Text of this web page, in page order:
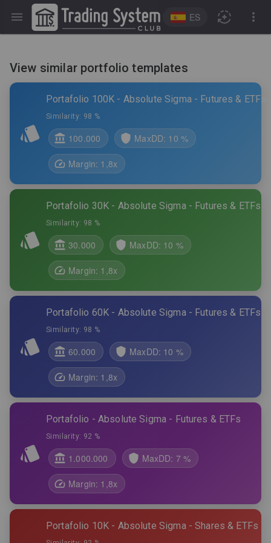
ES
View similar portfolio templates
Portafolio 100K - Absolute Sigma - Futures & ETFs
Similarity: 98 %
100.000 MaxDD: 10 %
Margin: 1,8x
Portafolio 30K - Absolute Sigma - Futures & ETFs
Similarity: 98 %
30.000 MaxDD: 10 %
Margin: 1,8x
Portafolio 60K - Absolute Sigma - Futures & ETFs
Similarity: 98 %
60.000 MaxDD: 10 %
Margin: 1,8x
Portafolio - Absolute Sigma - Futures & ETFs
Similarity: 92 %
1.000.000 MaxDD: 7 %
Margin: 1,8x
Portafolio 10K - Absolute Sigma - Shares & ETFs